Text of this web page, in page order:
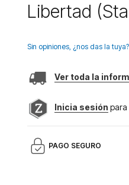
Libertad
Sin opiniones, ¿nos das la tuya?
Ver toda la
Inicia sesión
PAGO SEGURO